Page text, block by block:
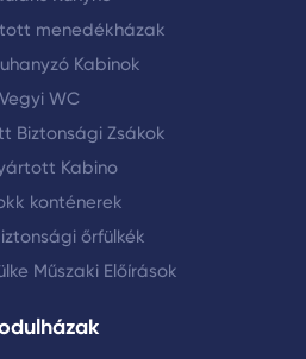
menedékházak
Kabinok
Vegyi WC
Biztonsági Zsákok
Kabino
konténerek
őrfülkék
Műszaki Előírások